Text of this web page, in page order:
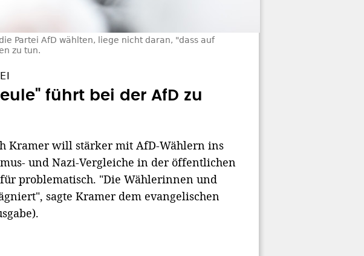
Partei AfD wählten, liege nicht daran, "dass auf
zu tun.
führt bei der AfD zu
Kramer will stärker mit AfD-Wählern ins
und Nazi-Vergleiche in der öffentlichen
problematisch. "Die Wählerinnen und
sagte Kramer dem evangelischen